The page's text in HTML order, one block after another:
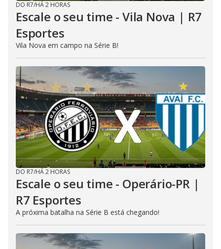
DO R7/HÁ 2 HORAS
Escale o seu time - Vila Nova | R7
Esportes
Vila Nova em campo na Série B!
DO R7/HÁ 2 HORAS
Escale o seu time - Operário-PR |
R7 Esportes
A próxima batalha na Série B está chegando!